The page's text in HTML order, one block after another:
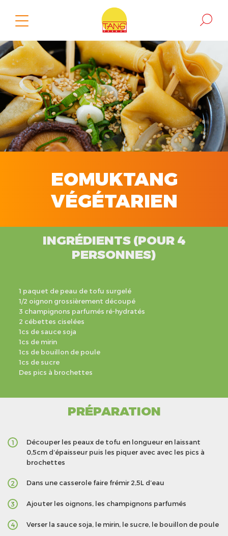
EOMUKTANG
VÉGÉTARIEN
INGRÉDIENTS (POUR 4
PERSONNES)
1 paquet de peau de tofu surgelé
1/2 oignon grossièrement découpé
3 champignons parfumés ré-hydratés
2 cébettes ciselées
1cs de sauce soja
1cs de mirin
1cs de bouillon de poule
1cs de sucre
Des pics à brochettes
PRÉPARATION
1
Découper les peaux de tofu en longueur en laissant
0,5cm d’épaisseur puis les piquer avec avec les pics à
brochettes
2 Dans une casserole faire frémir 2,5L d’eau
3 Ajouter les oignons, les champignons parfumés
4 Verser la sauce soja, le mirin, le sucre, le bouillon de poule